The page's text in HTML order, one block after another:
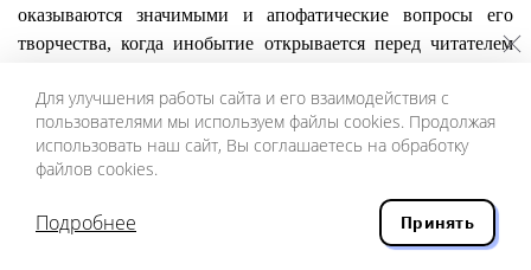
оказываются значимыми и апофатические вопросы его
творчества, когда инобытие открывается перед читателем
заглядывая в самую душу, — это и есть поэтический космос
Сергея Есенина, его поиски «иного царства».
* Апофатический путь познания Божественного начала
Для улучшения работы сайта и его взаимодействия с
пользователями мы используем файлы cookies. Продолжая
использовать наш сайт, Вы соглашаетесь на обработку
файлов cookies.
Подробнее Принять